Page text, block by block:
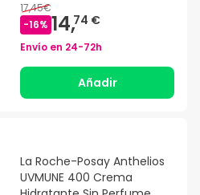
17,45€
-16% 14,74 €
Envío en 24-72h
Añadir
La Roche-Posay Anthelios
UVMUNE 400 Crema